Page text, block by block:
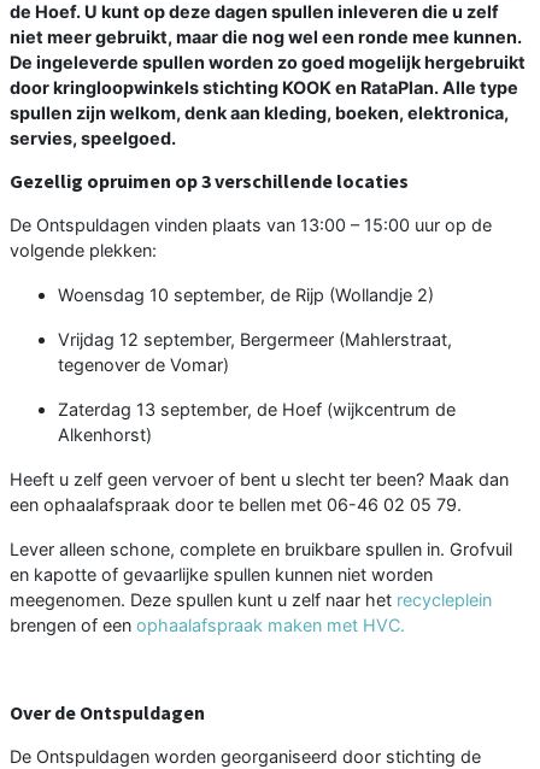
de Hoef. U kunt op deze dagen spullen inleveren die u zelf
niet meer gebruikt, maar die nog wel een ronde mee kunnen.
De ingeleverde spullen worden zo goed mogelijk hergebruikt
door kringloopwinkels stichting KOOK en RataPlan. Alle type
spullen zijn welkom, denk aan kleding, boeken, elektronica,
servies, speelgoed.
Gezellig opruimen op 3 verschillende locaties
De Ontspuldagen vinden plaats van 13:00 – 15:00 uur op de
volgende plekken:
Woensdag 10 september, de Rijp (Wollandje 2)
Vrijdag 12 september, Bergermeer (Mahlerstraat,
tegenover de Vomar)
Zaterdag 13 september, de Hoef (wijkcentrum de
Alkenhorst)
Heeft u zelf geen vervoer of bent u slecht ter been? Maak dan
een ophaalafspraak door te bellen met 06-46 02 05 79.
Lever alleen schone, complete en bruikbare spullen in. Grofvuil
en kapotte of gevaarlijke spullen kunnen niet worden
meegenomen. Deze spullen kunt u zelf naar het recycleplein
brengen of een ophaalafspraak maken met HVC.
Over de Ontspuldagen
De Ontspuldagen worden georganiseerd door stichting de